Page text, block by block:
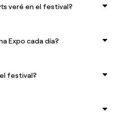
veré en el festival?
Expo cada día?
festival?